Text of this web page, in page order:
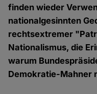
finden wieder
nationalgesinnten
rechtsextremer
Nationalismus, die
warum
Demokratie-Mahner